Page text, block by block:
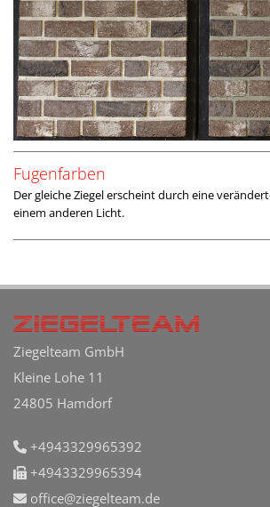
Fugenfarben
Der gleiche Ziegel erscheint durch eine
einem anderen Licht.
Ziegelteam GmbH
Kleine Lohe 11
24805 Hamdorf
 +4943329965392
 +4943329965394
 office@ziegelteam.de